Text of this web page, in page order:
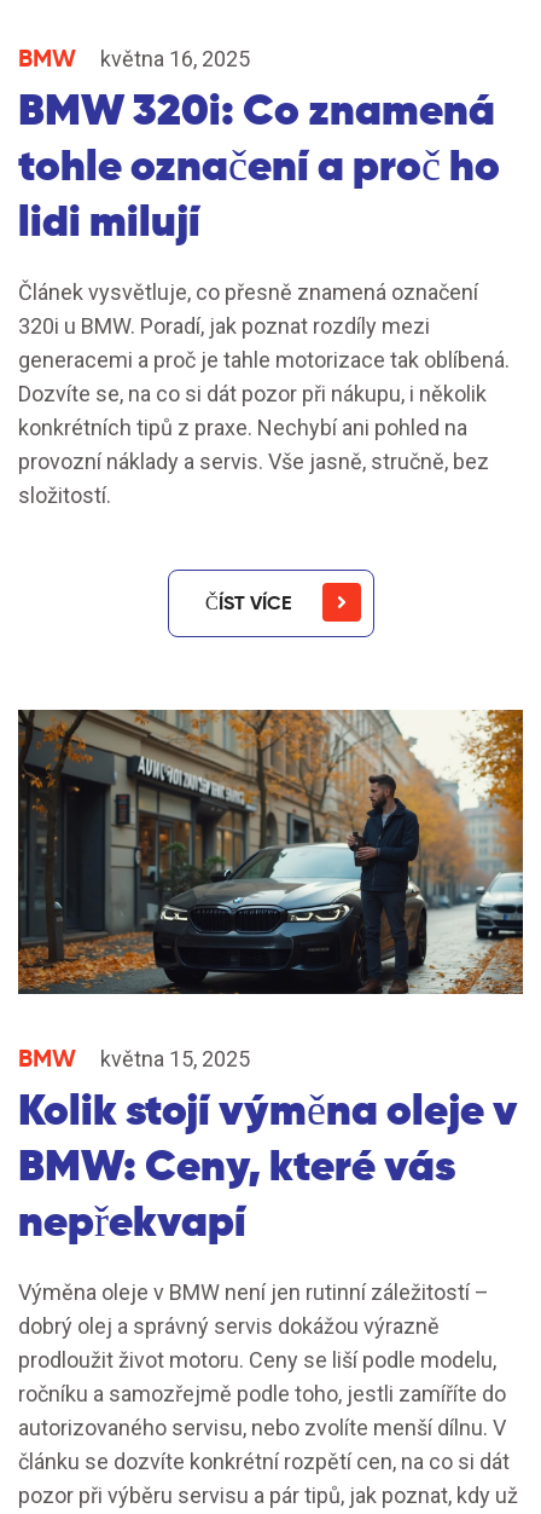
BMW května 16, 2025
BMW 320i: Co znamená
tohle označení a proč ho
lidi milují
Článek vysvětluje, co přesně znamená označení
320i u BMW. Poradí, jak poznat rozdíly mezi
generacemi a proč je tahle motorizace tak oblíbená.
Dozvíte se, na co si dát pozor při nákupu, i několik
konkrétních tipů z praxe. Nechybí ani pohled na
provozní náklady a servis. Vše jasně, stručně, bez
složitostí.
ČÍST VÍCE
BMW května 15, 2025
Kolik stojí výměna oleje v
BMW: Ceny, které vás
nepřekvapí
Výměna oleje v BMW není jen rutinní záležitostí –
dobrý olej a správný servis dokážou výrazně
prodloužit život motoru. Ceny se liší podle modelu,
ročníku a samozřejmě podle toho, jestli zamíříte do
autorizovaného servisu, nebo zvolíte menší dílnu. V
článku se dozvíte konkrétní rozpětí cen, na co si dát
pozor při výběru servisu a pár tipů, jak poznat, kdy už